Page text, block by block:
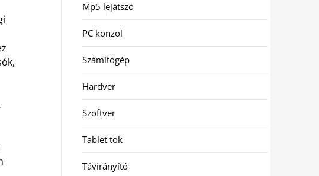
Mp5 lejátszó
PC konzol
Számítógép
Hardver
Szoftver
Tablet tok
Távirányító